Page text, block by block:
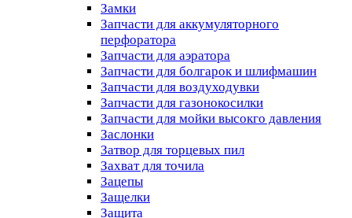
Замки
Запчасти для аккумуляторного
перфоратора
Запчасти для аэратора
Запчасти для болгарок и шлифмашин
Запчасти для воздуходувки
Запчасти для газонокосилки
Запчасти для мойки высокго давления
Заслонки
Затвор для торцевых пил
Захват для точила
Зацепы
Защелки
Защита